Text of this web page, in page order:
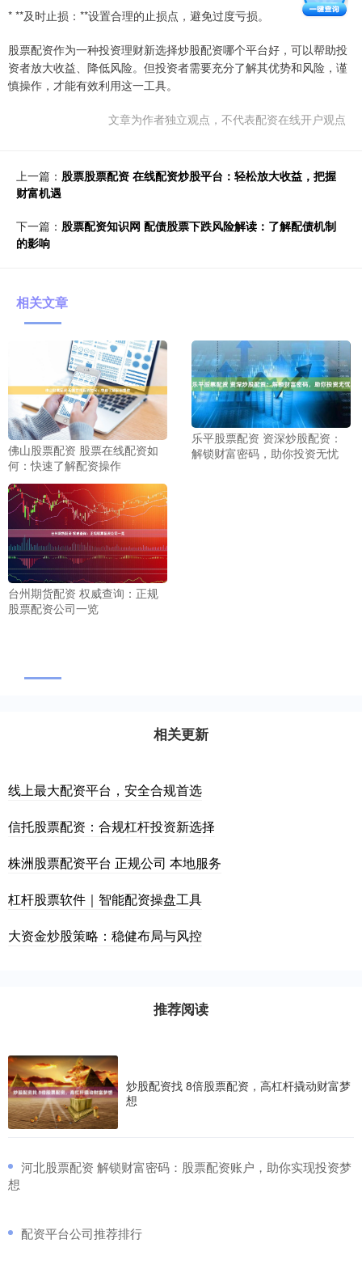
* **及时止损：**设置合理的止损点，避免过度亏损。
股票配资作为一种投资理财新选择炒股配资哪个平台好，可以帮助投
资者放大收益、降低风险。但投资者需要充分了解其优势和风险，谨
慎操作，才能有效利用这一工具。
文章为作者独立观点，不代表配资在线开户观点
上一篇： 股票股票配资 在线配资炒股平台：轻松放大收益，把握
财富机遇
下一篇： 股票配资知识网 配债股票下跌风险解读：了解配债机制
的影响
相关文章
佛山股票配资 股票在线配资如
何：快速了解配资操作
乐平股票配资 资深炒股配资：
解锁财富密码，助你投资无忧
台州期货配资 权威查询：正规
股票配资公司一览
相关更新
线上最大配资平台，安全合规首选
信托股票配资：合规杠杆投资新选择
株洲股票配资平台 正规公司 本地服务
杠杆股票软件｜智能配资操盘工具
大资金炒股策略：稳健布局与风控
推荐阅读
炒股配资找 8倍股票配资，高杠杆撬动财富梦
想
​河北股票配资 解锁财富密码：股票配资账户，助你实现投资梦
想
​配资平台公司推荐排行